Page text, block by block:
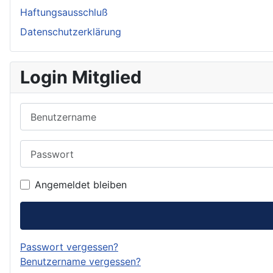
Haftungsausschluß
Datenschutzerklärung
Login Mitglied
Angemeldet bleiben
Passwort vergessen?
Benutzername vergessen?